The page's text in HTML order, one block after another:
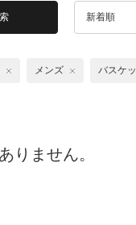
新着順
メンズ バスケ
りません。